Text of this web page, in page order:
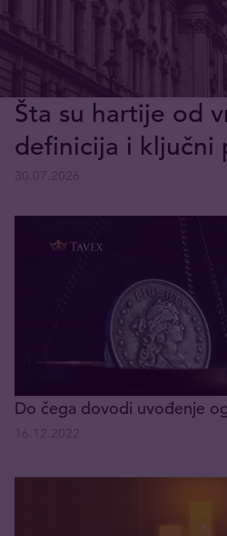
Šta su hartije od
definicija i ključni
Do čega dovodi uvođenje